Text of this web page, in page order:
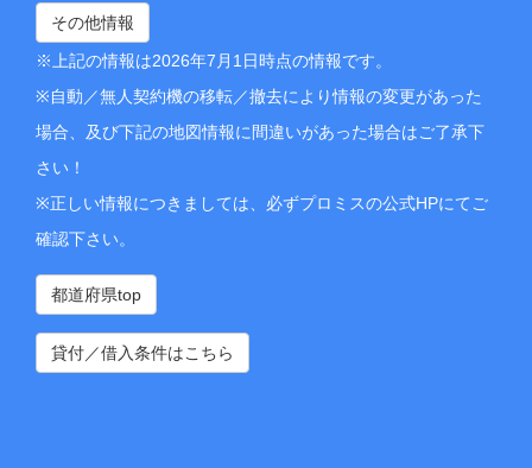
その他情報
※上記の情報は2026年7月1日時点の情報です。
※自動／無人契約機の移転／撤去により情報の変更があった
場合、及び下記の地図情報に間違いがあった場合はご了承下
さい！
※正しい情報につきましては、必ずプロミスの公式HPにてご
確認下さい。
都道府県top
貸付／借入条件はこちら